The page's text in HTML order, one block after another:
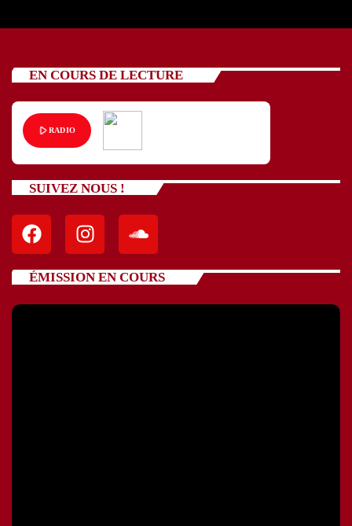
EN COURS DE LECTURE
play_arrowRADIO
SUIVEZ NOUS !
ÉMISSION EN COURS